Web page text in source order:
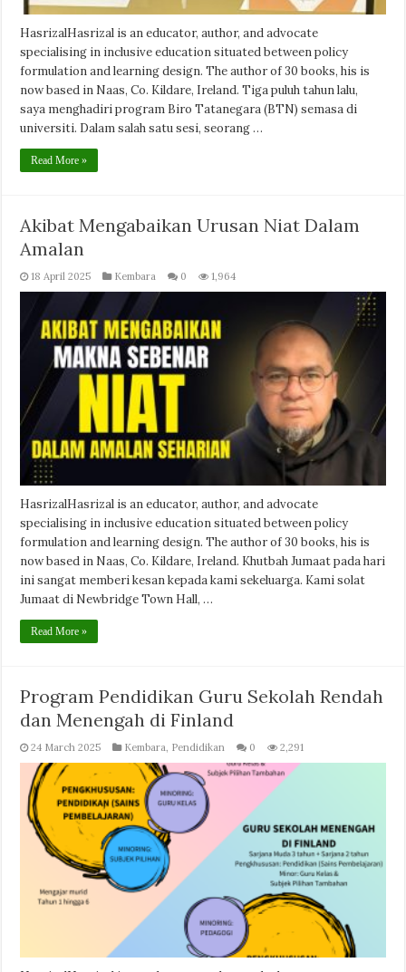
HasrizalHasrizal is an educator, author, and advocate
specialising in inclusive education situated between policy
formulation and learning design. The author of 30 books, his is
now based in Naas, Co. Kildare, Ireland. Tiga puluh tahun lalu,
saya menghadiri program Biro Tatanegara (BTN) semasa di
universiti. Dalam salah satu sesi, seorang …
Read More »
Akibat Mengabaikan Urusan Niat Dalam
Amalan
18 April 2025 Kembara 0 1,964
HasrizalHasrizal is an educator, author, and advocate
specialising in inclusive education situated between policy
formulation and learning design. The author of 30 books, his is
now based in Naas, Co. Kildare, Ireland. Khutbah Jumaat pada hari
ini sangat memberi kesan kepada kami sekeluarga. Kami solat
Jumaat di Newbridge Town Hall, …
Read More »
Program Pendidikan Guru Sekolah Rendah
dan Menengah di Finland
24 March 2025 Kembara, Pendidikan 0 2,291